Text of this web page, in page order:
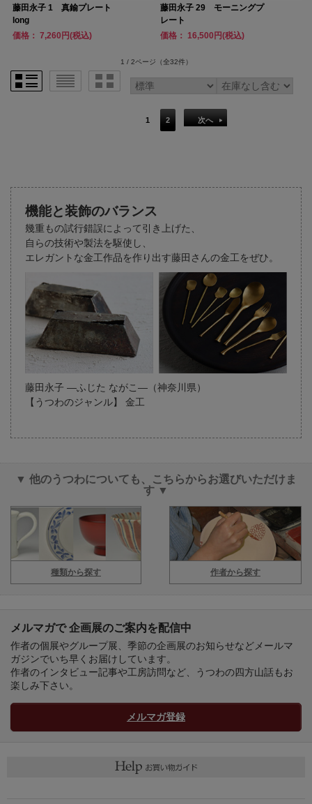
藤田永子 1 真鍮プレート
long
価格： 7,260円(税込)
藤田永子 29 モーニングプ
レート
価格： 16,500円(税込)
1 / 2ページ （全32件）
1 2 次へ
機能と装飾のバランス
幾重もの試行錯誤によって引き上げた、
自らの技術や製法を駆使し、
エレガントな金工作品を作り出す藤田さんの金工をぜひ。
藤田永子 ―ふじた ながこ―（神奈川県）
【うつわのジャンル】 金工
▼ 他のうつわについても、こちらからお選びいただけま
す ▼
種類から探す 作者から探す
メルマガで 企画展のご案内を配信中
作者の個展やグループ展、季節の企画展のお知らせなどメールマ
ガジンでいち早くお届けしています。
作者のインタビュー記事や工房訪問など、うつわの四方山話もお
楽しみ下さい。
メルマガ登録